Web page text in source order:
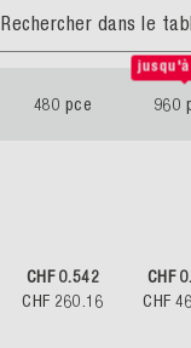
Rechercher dans le
480 pce 960
CHF 0.542
CHF 260.16
CHF
CHF